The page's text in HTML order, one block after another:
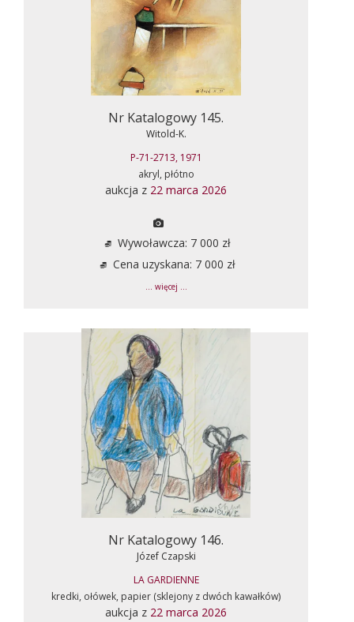
Nr Katalogowy 145.
Witold-K.
P-71-2713, 1971
akryl, płótno
aukcja z 22 marca 2026
Wywoławcza: 7 000 zł
Cena uzyskana: 7 000 zł
... więcej ...
Nr Katalogowy 146.
Józef Czapski
LA GARDIENNE
kredki, ołówek, papier (sklejony z dwóch kawałków)
aukcja z 22 marca 2026